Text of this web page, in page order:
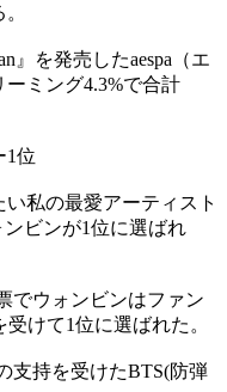
』を発売したaespa（エ
ミング4.3%で合計
1位
私の最愛アーティスト
ビンが1位に選ばれ
でウォンビンはファン
けて1位に選ばれた。
支持を受けたBTS(防弾